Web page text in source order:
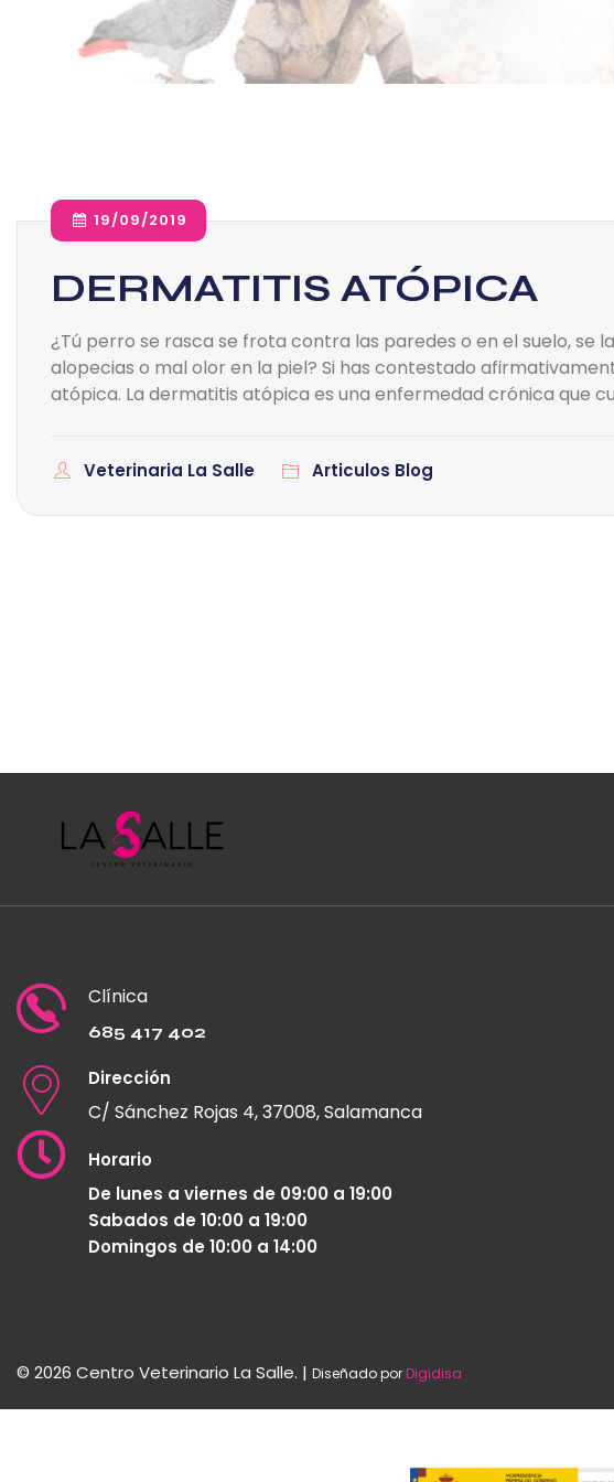
19/09/2019
DERMATITIS ATÓPICA
¿Tú perro se rasca se frota contra las paredes o en el suelo, se
alopecias o mal olor en la piel? Si has contestado
atópica. La dermatitis atópica es una enfermedad crónica que
Veterinaria La Salle Articulos Blog
Clínica
685 417 402
Dirección
C/ Sánchez Rojas 4, 37008, Salamanca
Horario
De lunes a viernes de 09:00 a 19:00
Sabados de 10:00 a 19:00
Domingos de 10:00 a 14:00
© 2026 Centro Veterinario La Salle. | Diseñado porDigidisa